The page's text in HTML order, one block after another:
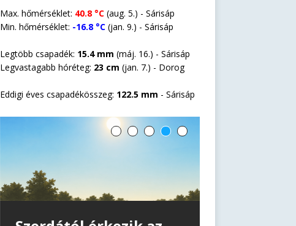
Max. hőmérséklet: 40.8 °C(aug. 5.) - Sárisáp
Min. hőmérséklet: -16.8 °C(jan. 9.) - Sárisáp
Legtöbb csapadék: 15.4 mm (máj. 16.) - Sárisáp
Legvastagabb hóréteg: 23 cm (jan. 7.) - Dorog
Eddigi éves csapadékösszeg: 122.5 mm - Sárisáp